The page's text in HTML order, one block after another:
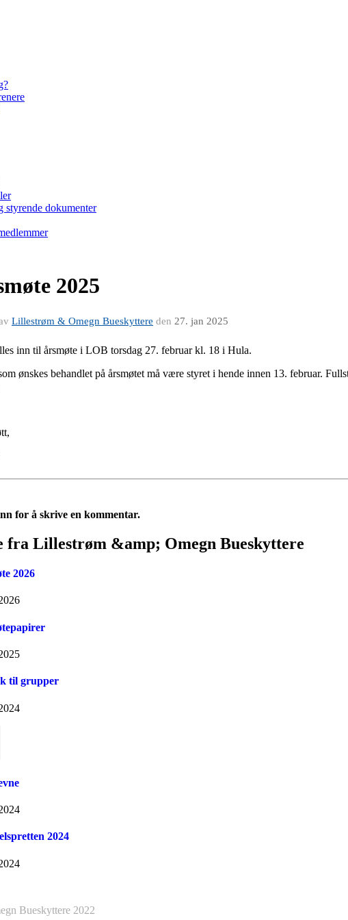
styrende dokumenter
2025
Lillestrøm & Omegn Bueskyttere den 27. jan 2025
inn til årsmøte i LOB torsdag 27. februar kl. 18 i Hula.
ønskes behandlet på årsmøtet må være styret i hende innen 13. februar.
for å skrive en kommentar.
fra Lillestrøm &amp; Omegn Bueskyttere
2026
til grupper
2024
Bueskyttere 2022